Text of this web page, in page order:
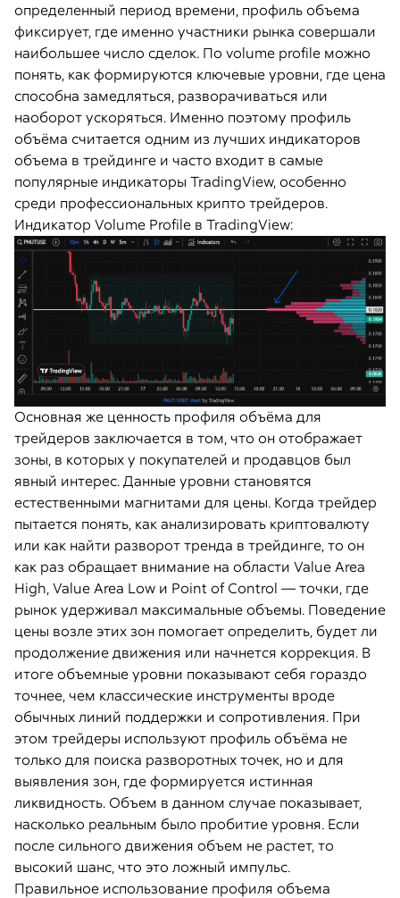
определенный период времени, профиль объема
фиксирует, где именно участники рынка совершали
наибольшее число сделок. По volume profile можно
понять, как формируются ключевые уровни, где цена
способна замедляться, разворачиваться или
наоборот ускоряться. Именно поэтому профиль
объёма считается одним из лучших индикаторов
объема в трейдинге и часто входит в самые
популярные индикаторы TradingView, особенно
среди профессиональных крипто трейдеров.
Индикатор Volume Profile в TradingView:
Основная же ценность профиля объёма для
трейдеров заключается в том, что он отображает
зоны, в которых у покупателей и продавцов был
явный интерес. Данные уровни становятся
естественными магнитами для цены. Когда трейдер
пытается понять, как анализировать криптовалюту
или как найти разворот тренда в трейдинге, то он
как раз обращает внимание на области Value Area
High, Value Area Low и Point of Control — точки, где
рынок удерживал максимальные объемы. Поведение
цены возле этих зон помогает определить, будет ли
продолжение движения или начнется коррекция. В
итоге объемные уровни показывают себя гораздо
точнее, чем классические инструменты вроде
обычных линий поддержки и сопротивления. При
этом трейдеры используют профиль объёма не
только для поиска разворотных точек, но и для
выявления зон, где формируется истинная
ликвидность. Объем в данном случае показывает,
насколько реальным было пробитие уровня. Если
после сильного движения объем не растет, то
высокий шанс, что это ложный импульс.
Правильное использование профиля объема